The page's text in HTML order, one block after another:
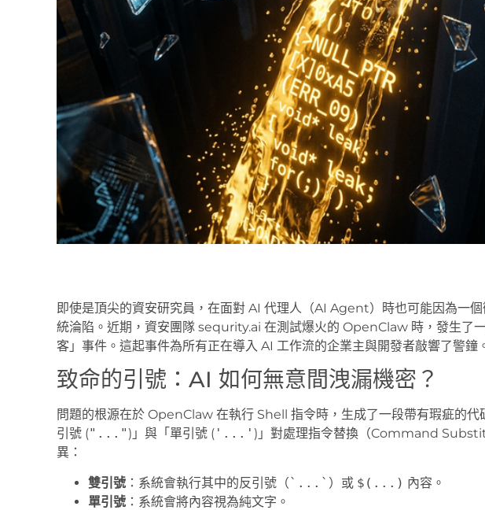
即使是頂尖的資安研究員，在面對 AI 代理人（AI Agent）時也可能因為一
統淪陷。近期，資安團隊 sequrity.ai 在測試爆火的 OpenClaw 時，發生了
客」事件。這起事件為所有正在導入 AI 工作流的企業主與開發者敲響了警鐘
致命的引號：AI 如何無意間洩漏機密？
問題的根源在於 OpenClaw 在執行 Shell 指令時，生成了一段帶有瑕疵的代
引號 ("...")」與「單引號 ( '...' )」對處理指令替換（Command
異：
雙引號 ：系統會執行其中的反引號（`...` ）或 $(...) 內容。
單引號 ：系統會將內容視為純文字。